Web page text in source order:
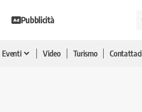
Pubblicità
Eventi Video Turismo Contattaci